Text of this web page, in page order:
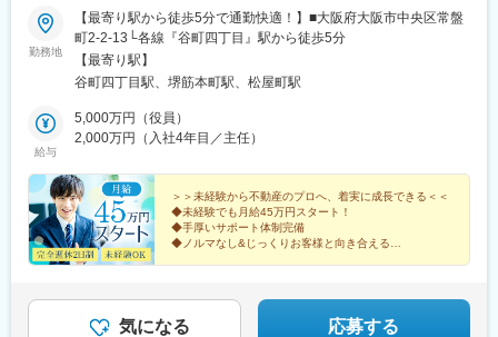
勤務地
【最寄り駅から徒歩5分で通勤快適！】■大阪府大阪市中央区常盤
町2-2-13└各線『谷町四丁目』駅から徒歩5分
【最寄り駅】
谷町四丁目駅、堺筋本町駅、松屋町駅
給与
5,000万円（役員）
2,000万円（入社4年目／主任）
＞＞未経験から不動産のプロへ、着実に成長できる＜＜
◆未経験でも月給45万円スタート！
◆手厚いサポート体制完備
◆ノルマなし&じっくりお客様と向き合える
気になる 応募する